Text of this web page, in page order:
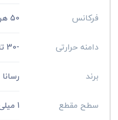
فرکانس 50 هرتز
دامنه حرارتی -30 تا 70 درجه سانتی گراد
برند رسانا
سطح مقطع 1 میلی متر مربع